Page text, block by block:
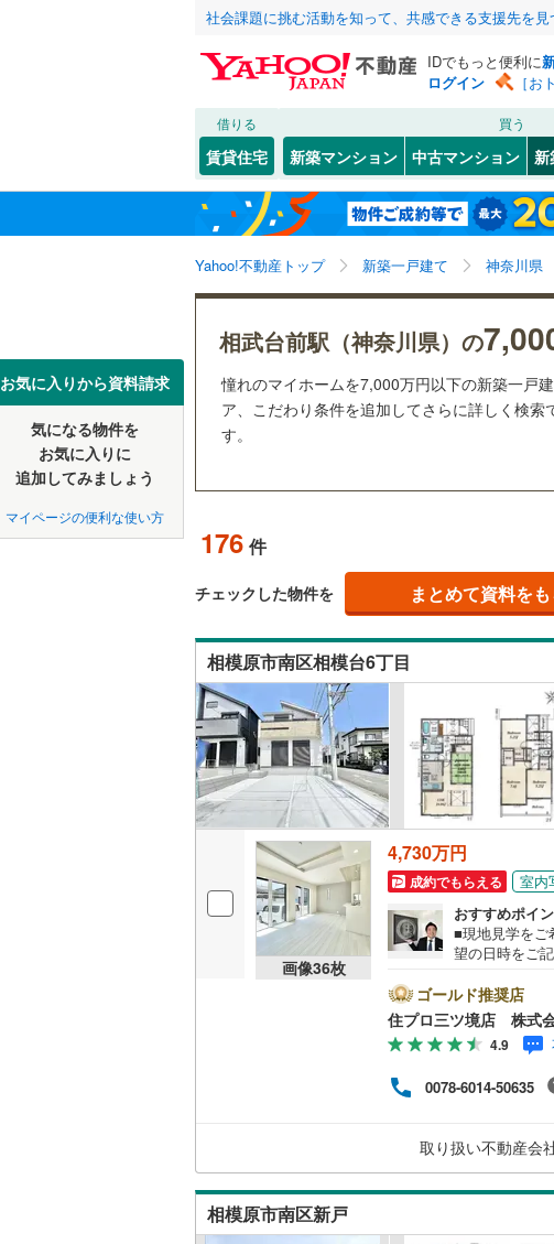
社会課題に挑む活動を知って、共感できる支援先を見
IDでもっと便利に
ログイン
［
借りる
賃貸住宅
買う
新築マンション 中古マンション 新
Yahoo!不動産トップ 新築一戸建て 神奈川県
お気に入りから資料請求
気になる物件を
お気に入りに
追加してみましょう
マイページの便利な使い方
相武台前駅（神奈川県）の
憧れのマイホームを7,000万円以下の新築一戸
ア、こだわり条件を追加してさらに詳しく検
す。
176 件
チェックした物件を まとめて資料をも
相模原市南区相模台6丁目
画像36枚
4,730万円
成約でもらえる 室内
おすすめポイ
■現地見学をご
望の日時をご
市エリアの不
情報も多数ござ
住宅ローン提
な資金アドバ
ります。意外
者だけが加入
ス】これから
グ】で不安な
ゴールド推奨店
住プロ三ツ境店 株式
4.9
0078-6014-50635
取り扱い不動産会
相模原市南区新戸
北海道 北海道
東北 青森 岩
関東 東京 神
東海 愛知 岐
中国 鳥取 島
四国
福岡 佐
該当物件0件
該当物件0件
該当物件0件
JR 函館本線(3)
石勝線(0)
根室本線(0)
石北本線
(0)
常磐線(1,194)
高崎線(1,482)
両毛線(355)
大湊線(0)
男鹿線(0
羽越本線
)
飯山線(
湘南新宿ライン（
(2,088)
成田線(237)
東金線
39 )
南武線(575
五日市線(248)
篠ノ井線(14)
該当物件0件
(0) (0)
祖師ケ谷大蔵 (27)
(113) (150) (359) (
(37 45) (91)
該当物件0件
こだわり条件 設備
床暖房（2）
駐車場2台以上（
ＴＶモニタ付イ
（156）
配置、向き、建ち方
前道6m以上 （28
LD
（153）
長期優良住宅（72
立地
最寄りの駅が始
間取り、居室全体
吹き抜け（28）
二世帯向け（0 ）
サービスルーム
（45）
独立型キッチン
浴室
該当物件0件
この